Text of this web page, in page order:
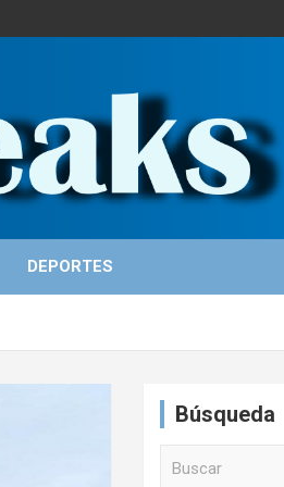
DEPORTES
Búsqueda